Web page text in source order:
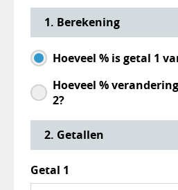
1. Berekening
Hoeveel % is getal 1
Hoeveel %
2?
2. Getallen
Getal 1